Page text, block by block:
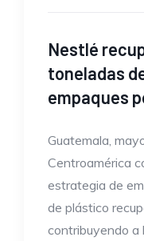
Nestlé
toneladas
empaques
Guatemala,
Centroamérica
estrategia de
de plástico
contribuyendo a